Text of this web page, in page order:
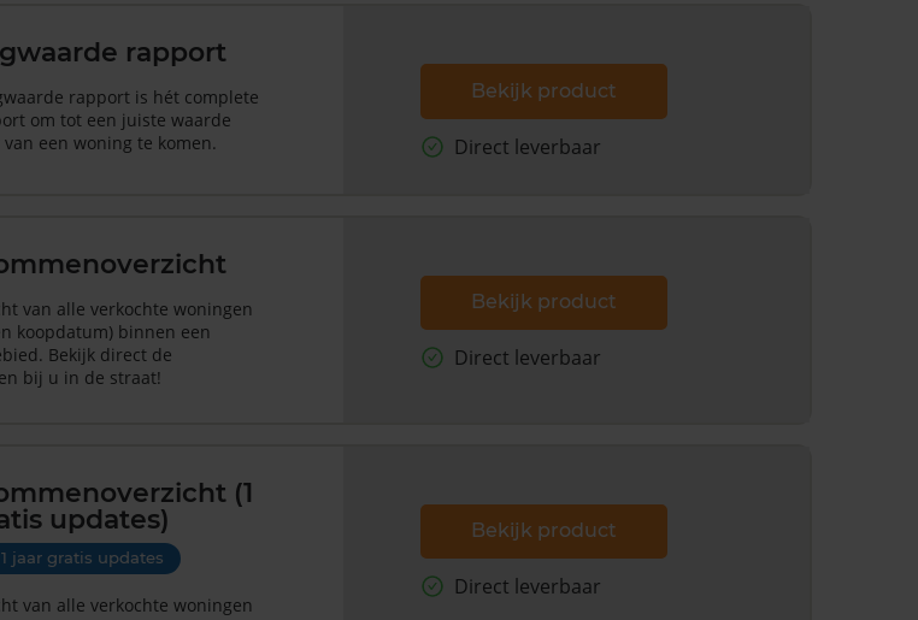
rapport
rapport is hét complete
om tot een juiste waarde
een woning te komen.
Bekijk product
Direct leverbaar
van alle verkochte woningen
koopdatum) binnen een
Bekijk direct de
bij u in de straat!
Bekijk product
Direct leverbaar
(1
updates)
jaar gratis updates
van alle verkochte woningen
Bekijk product
Direct leverbaar